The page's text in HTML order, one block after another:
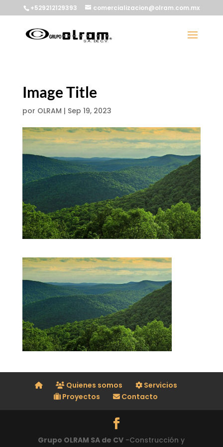
+529212129393 comercializacion@olram.com.mx
Image Title
por OLRAM | Sep 19, 2023
Quienes somos
Servicios
Proyectos
Contacto
Grupo OLRAM SA de CV -Construcción y